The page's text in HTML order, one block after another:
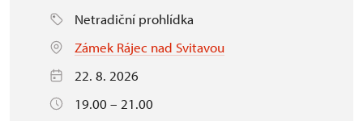
Netradiční prohlídka
Zámek Rájec nad Svitavou
22. 8. 2026
19.00 – 21.00